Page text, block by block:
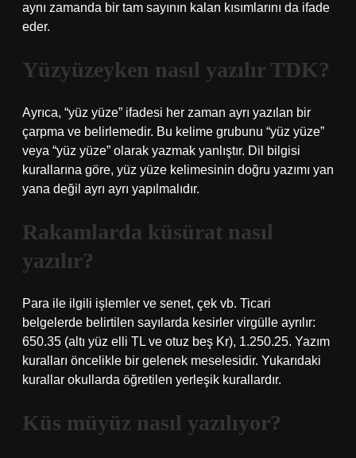
aynı zamanda bir tam sayının kalan kısımlarını da ifade
eder.
Yüzyüzeyken nasıl yazılır TDK?
Ayrıca, “yüz yüze” ifadesi her zaman ayrı yazılan bir
çarpma ve belirlemedir. Bu kelime grubunu “yüz yüze”
veya “yüz yüze” olarak yazmak yanlıştır. Dil bilgisi
kurallarına göre, yüz yüze kelimesinin doğru yazımı yan
yana değil ayrı ayrı yapılmalıdır.
Rakamlarda küsürat nasıl
yazılır?
Para ile ilgili işlemler ve senet, çek vb. Ticari
belgelerde belirtilen sayılarda kesirler virgülle ayrılır:
650.35 (altı yüz elli TL ve otuz beş Kr), 1.250.25. Yazım
kuralları öncelikle bir gelenek meselesidir. Yukarıdaki
kurallar okullarda öğretilen yerleşik kurallardır.
Küs müyüz nasıl yazılıyor?